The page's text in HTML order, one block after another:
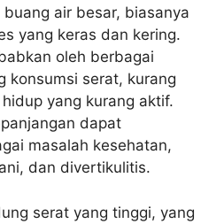
air besar, biasanya
yang keras dan kering.
oleh berbagai
konsumsi serat, kurang
yang kurang aktif.
dapat
masalah kesehatan,
dan divertikulitis.
serat yang tinggi, yang